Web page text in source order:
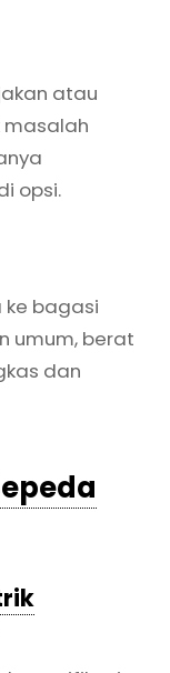
atau
masalah
opsi.
ke bagasi
umum, berat
dan